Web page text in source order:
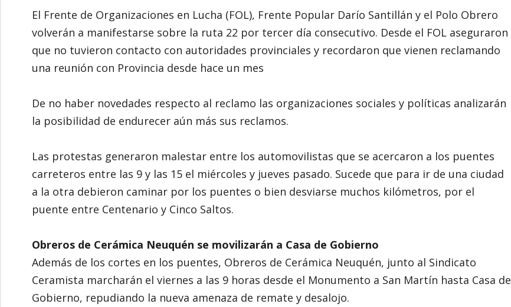
El Frente de Organizaciones en Lucha (FOL), Frente Popular Darío Santillán y el Polo Obrero
volverán a manifestarse sobre la ruta 22 por tercer día consecutivo. Desde el FOL aseguraron
que no tuvieron contacto con autoridades provinciales y recordaron que vienen reclamando
una reunión con Provincia desde hace un mes
De no haber novedades respecto al reclamo las organizaciones sociales y políticas analizarán
la posibilidad de endurecer aún más sus reclamos.
Las protestas generaron malestar entre los automovilistas que se acercaron a los puentes
carreteros entre las 9 y las 15 el miércoles y jueves pasado. Sucede que para ir de una ciudad
a la otra debieron caminar por los puentes o bien desviarse muchos kilómetros, por el
puente entre Centenario y Cinco Saltos.
Obreros de Cerámica Neuquén se movilizarán a Casa de Gobierno
Además de los cortes en los puentes, Obreros de Cerámica Neuquén, junto al Sindicato
Ceramista marcharán el viernes a las 9 horas desde el Monumento a San Martín hasta Casa de
Gobierno, repudiando la nueva amenaza de remate y desalojo.